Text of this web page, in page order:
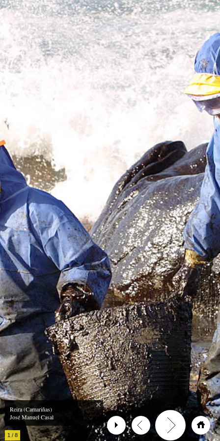
1 / 8
Reira (Camariñas)
José Manuel Casal
Yves Saint Laurent Designer Fussball hallenschuhe detské kopačky
voetbalschoenen sale fotbollsskor webshop chaussure de football pas cher billige
fotballsko på nett på